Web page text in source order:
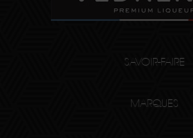
SAVOIR-FAIRE
MARQUES